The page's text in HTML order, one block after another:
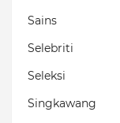
Sains
Selebriti
Seleksi
Singkawang